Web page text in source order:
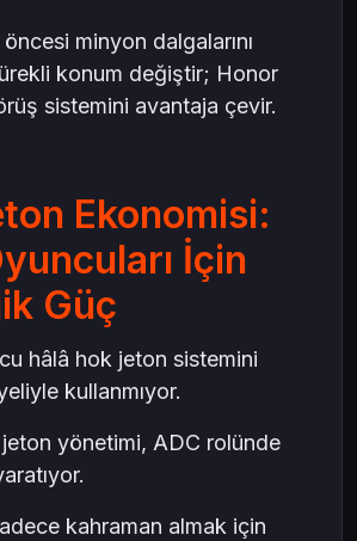
öncesi minyon dalgalarını
konum değiştir; Honor
sistemini avantaja çevir.
Ekonomisi:
İçin
Güç
hâlâ hok jeton sistemini
kullanmıyor.
yönetimi, ADC rolünde
kahraman almak için